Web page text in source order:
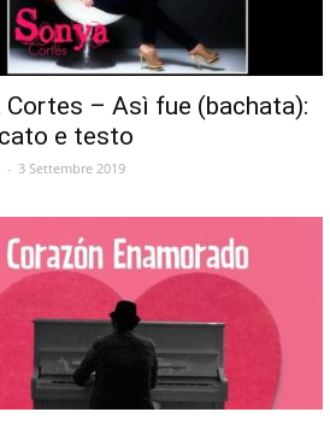
Cortes – Asì fue (bachata):
e testo
- 3 Settembre 2019